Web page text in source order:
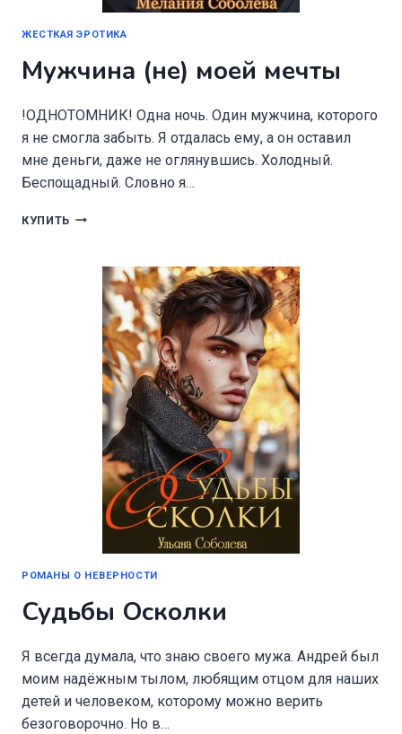
ЖЕСТКАЯ ЭРОТИКА
Мужчина (не) моей мечты
!ОДНОТОМНИК! Одна ночь. Один мужчина, которого
я не смогла забыть. Я отдалась ему, а он оставил
мне деньги, даже не оглянувшись. Холодный.
Беспощадный. Словно я…
КУПИТЬ МУЖЧИНА
МЕЧТЫ
РОМАНЫ О НЕВЕРНОСТИ
Судьбы Осколки
Я всегда думала, что знаю своего мужа. Андрей был
моим надёжным тылом, любящим отцом для наших
детей и человеком, которому можно верить
безоговорочно. Но в…